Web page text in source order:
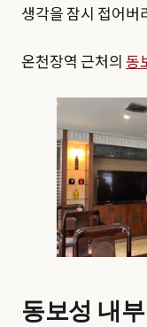
생각을 잠시 접어버
온천장역 근처의 동
동보성 내